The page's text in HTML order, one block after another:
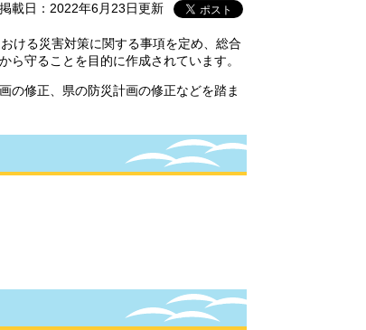
掲載日：2022年6月23日更新
ける災害対策に関する事項を定め、総合
守ることを目的に作成されています。
の修正、県の防災計画の修正などを踏ま